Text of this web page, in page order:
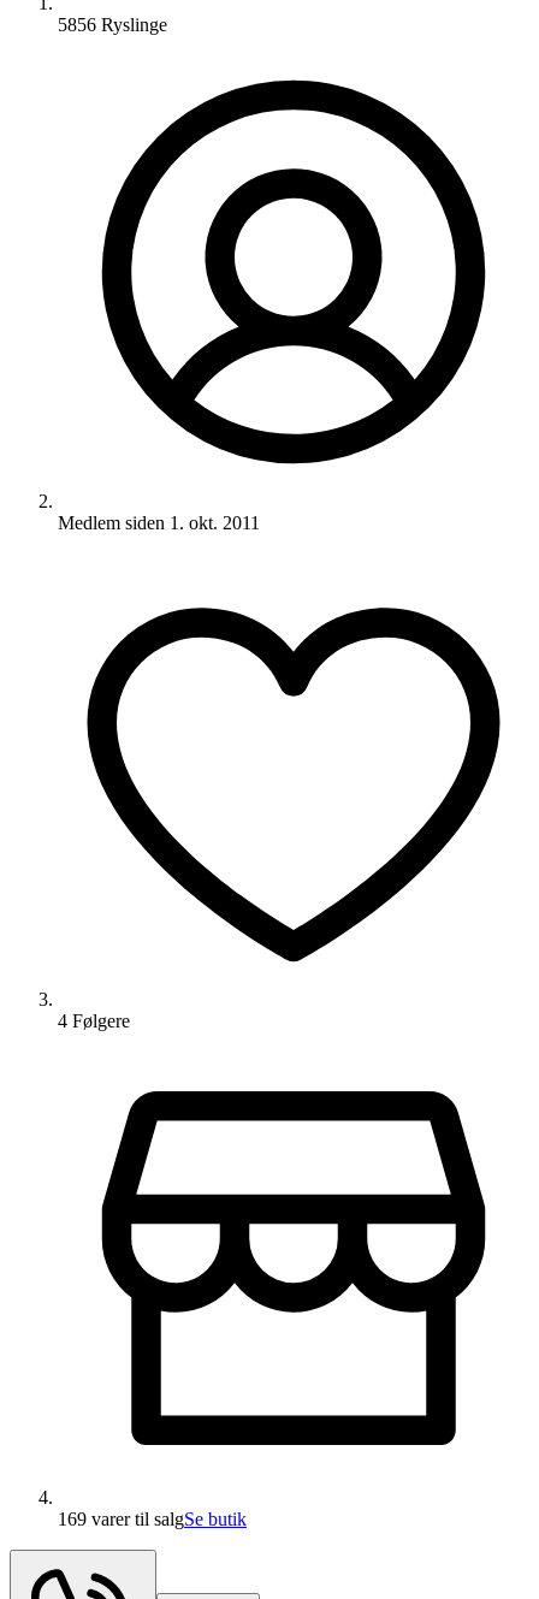
5856 Ryslinge
Medlem siden 1. okt. 2011
4 Følgere
169 varertil salgSe butik